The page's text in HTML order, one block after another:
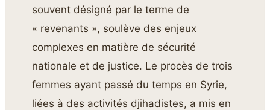
souvent désigné par le terme de
« revenants », soulève des enjeux
complexes en matière de sécurité
nationale et de justice. Le procès de trois
femmes ayant passé du temps en Syrie,
liées à des activités djihadistes, a mis en